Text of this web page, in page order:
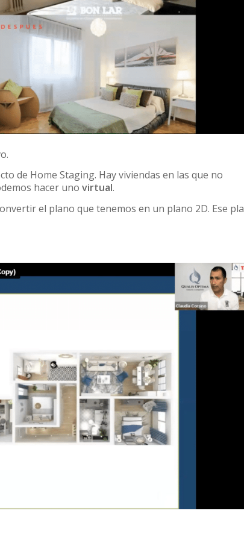
de Home Staging. Hay viviendas en las que no
hacer uno virtual.
el plano que tenemos en un plano 2D. Ese